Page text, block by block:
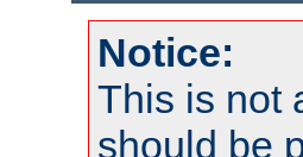
Notice:
This is not
should be